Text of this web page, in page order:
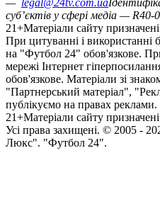
— legal@24tv.com.ua
суб’єктів у сфері медіа — R40-
21+Матеріали сайту
При цитуванні і використанні
на "Футбол 24" обов'язкове.
мережі Інтернет
обов'язкове. Матеріали зі
"Партнерський матеріал",
публікуємо на правах реклами.
21+Матеріали сайту
Усi права захищенi. © 2005 -
Люкс". "Футбол 24".